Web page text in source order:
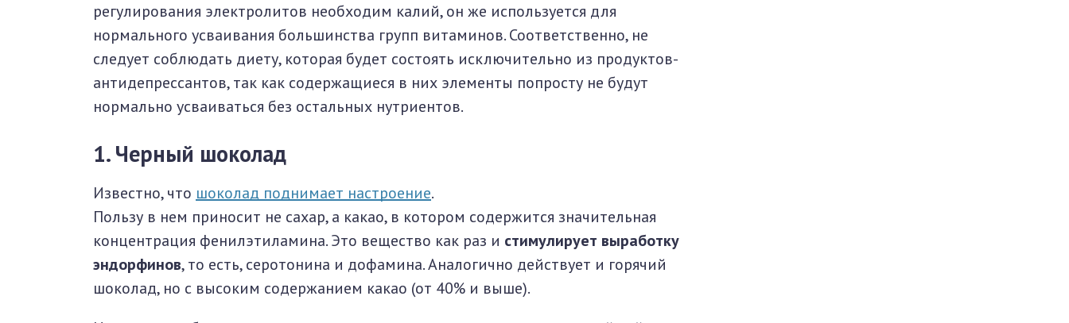
регулирования электролитов необходим калий, он же используется для
нормального усваивания большинства групп витаминов. Соответственно, не
следует соблюдать диету, которая будет состоять исключительно из продуктов-
антидепрессантов, так как содержащиеся в них элементы попросту не будут
нормально усваиваться без остальных нутриентов.
1. Черный шоколад
Известно, что шоколад поднимает настроение.
Пользу в нем приносит не сахар, а какао, в котором содержится значительная
концентрация фенилэтиламина. Это вещество как раз и стимулирует выработку
эндорфинов, то есть, серотонина и дофамина. Аналогично действует и горячий
шоколад, но с высоким содержанием какао (от 40% и выше).